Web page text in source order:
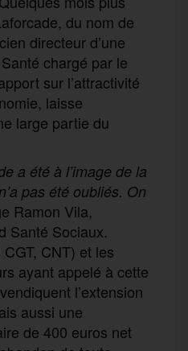
du nom de
directeur d’une
chargé par le
sur l’attractivité
laisse
large partie du
a été à l’image de la
pas été oubliés. On
Ramon Vila,
Santé Sociaux.
CGT, CNT) et les
ayant appelé à cette
l’extension
aussi une
de 400 euros net